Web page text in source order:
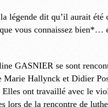
légende dit qu’il aurait
vous connaissez bien*…
GASNIER se sont
Marie Hallynck et Didier
ont travaillé avec le
lors de la rencontre de